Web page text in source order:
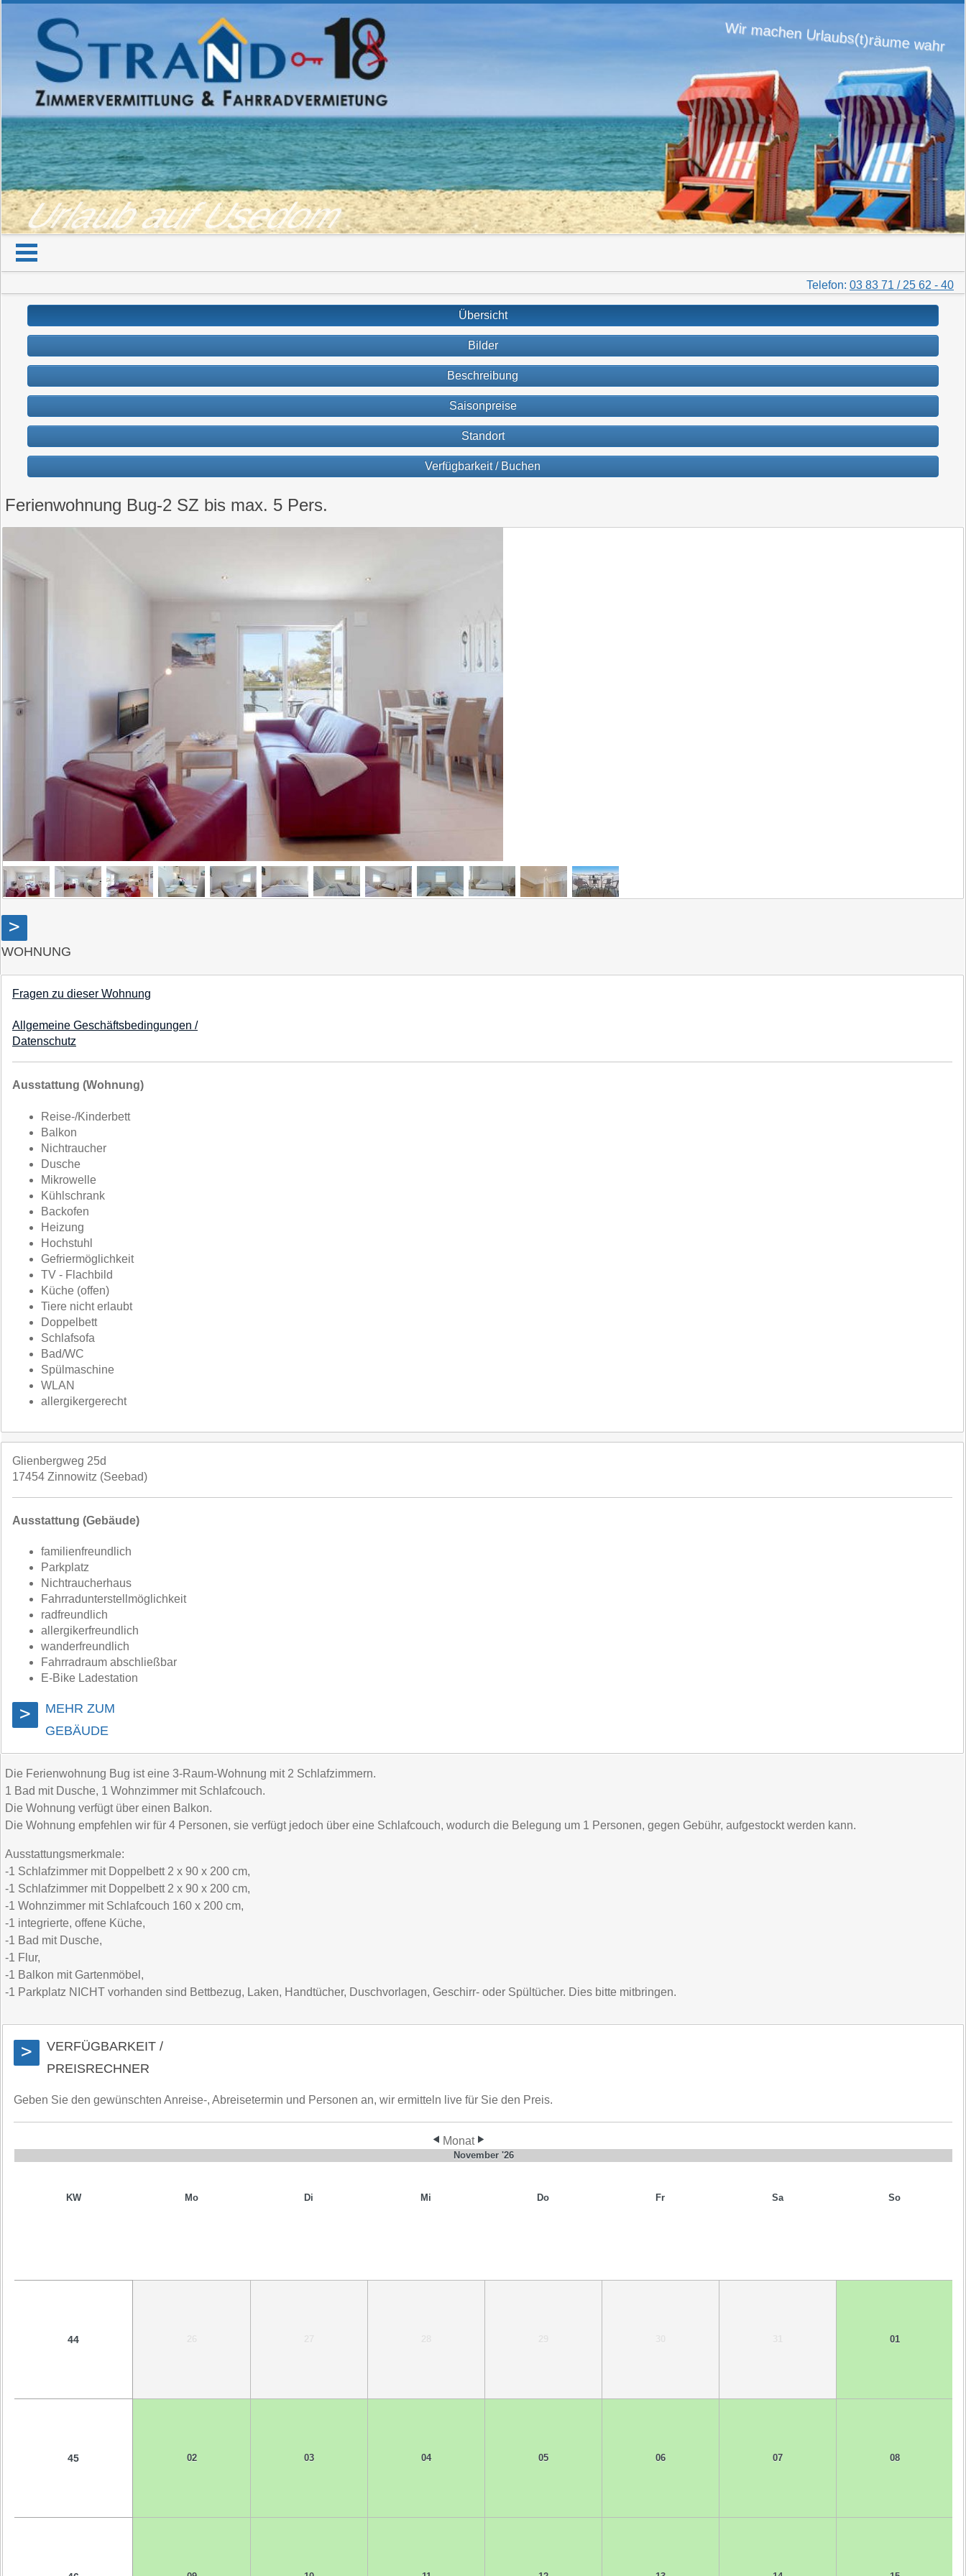
Wir machen Urlaubs(t)räume wahr
Urlaub auf Usedom
Telefon: 03 83 71 / 25 62 - 40
Übersicht
Bilder
Beschreibung
Saisonpreise
Standort
Verfügbarkeit / Buchen
Ferienwohnung Bug-2 SZ bis max. 5 Pers.
>
WOHNUNG
Fragen zu dieser Wohnung
Allgemeine Geschäftsbedingungen /
Datenschutz
Ausstattung (Wohnung)
Reise-/Kinderbett
Balkon
Nichtraucher
Dusche
Mikrowelle
Kühlschrank
Backofen
Heizung
Hochstuhl
Gefriermöglichkeit
TV - Flachbild
Küche (offen)
Tiere nicht erlaubt
Doppelbett
Schlafsofa
Bad/WC
Spülmaschine
WLAN
allergikergerecht
Glienbergweg 25d
17454 Zinnowitz (Seebad)
Ausstattung (Gebäude)
familienfreundlich
Parkplatz
Nichtraucherhaus
Fahrradunterstellmöglichkeit
radfreundlich
allergikerfreundlich
wanderfreundlich
Fahrradraum abschließbar
E-Bike Ladestation
>
MEHR ZUM
GEBÄUDE
Die Ferienwohnung Bug ist eine 3-Raum-Wohnung mit 2 Schlafzimmern.
1 Bad mit Dusche, 1 Wohnzimmer mit Schlafcouch.
Die Wohnung verfügt über einen Balkon.
Die Wohnung empfehlen wir für 4 Personen, sie verfügt jedoch über eine Schlafcouch, wodurch die Belegung um 1 Personen, gegen Gebühr, aufgestockt werden kann.
Ausstattungsmerkmale:
-1 Schlafzimmer mit Doppelbett 2 x 90 x 200 cm,
-1 Schlafzimmer mit Doppelbett 2 x 90 x 200 cm,
-1 Wohnzimmer mit Schlafcouch 160 x 200 cm,
-1 integrierte, offene Küche,
-1 Bad mit Dusche,
-1 Flur,
-1 Balkon mit Gartenmöbel,
-1 Parkplatz NICHT vorhanden sind Bettbezug, Laken, Handtücher, Duschvorlagen, Geschirr- oder Spültücher. Dies bitte mitbringen.
>
VERFÜGBARKEIT /
PREISRECHNER
Geben Sie den gewünschten Anreise-, Abreisetermin und Personen an, wir ermitteln live für Sie den Preis.
Monat
November '26
KW Mo Di Mi Do Fr Sa So
44 26 27 28 29 30 31 01
45 02 03 04 05 06 07 08